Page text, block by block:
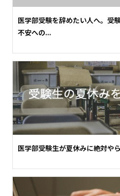
医学部受験を辞めたい人へ。受
不安への...
医学部受験生が夏休みに絶対や